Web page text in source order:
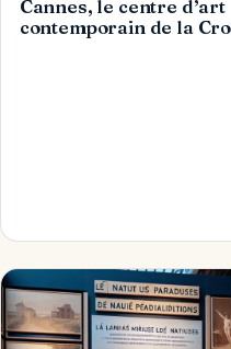
Cannes, le centre d’art
contemporain de la